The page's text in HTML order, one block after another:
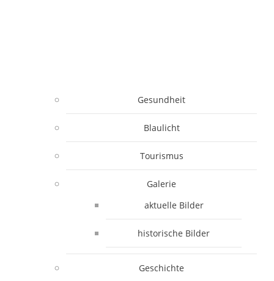
Gesundheit
Blaulicht
Tourismus
Galerie
aktuelle Bilder
historische Bilder
Geschichte